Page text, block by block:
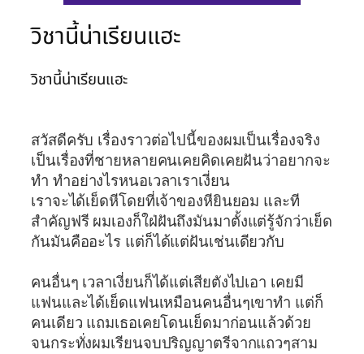
วิชานี้น่าเรียนแฮะ
วิชานี้น่าเรียนแฮะ
สวัสดีครับ เรื่องราวต่อไปนี้ของผมเป็นเรื่องจริง
เป็นเรื่องที่ชายหลายคนเคยคิดเคยฝันว่าอยากจะ
ทำ ทำอย่างไรหนอเวลาเราเงี่ยน
เราจะได้เย็ดหีโดยที่เจ้าของหียินยอม และที
สำคัญฟรี ผมเองก็ใฝ่ฝันถึงมันมาตั้งแต่รู้จักว่าเย็ด
กันมันคืออะไร แต่ก็ได้แต่ฝันเช่นเดียวกับ
คนอื่นๆ เวลาเงี่ยนก็ได้แต่เสียตังไปเอา เคยมี
แฟนและได้เย็ดแฟนเหมือนคนอื่นๆเขาทำ แต่ก็
คนเดียว แถมเธอเคยโดนเย็ดมาก่อนแล้วด้วย
จนกระทั่งผมเรียนจบปริญญาตรีจากแถวๆสาม